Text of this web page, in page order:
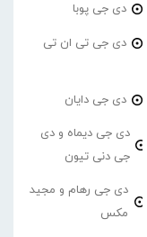
دی جی پوبا
دی جی تی ان تی
دی جی دایان
دی جی دیماه و دی
جی دنی تیون
دی جی رهام و مجید
مکس